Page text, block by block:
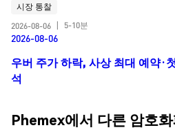
시장 통찰
2026-08-06
5-10분
2026-08-06
우버 주가 하락, 사상 최대 예약·
석
Phemex에서 다른 암호